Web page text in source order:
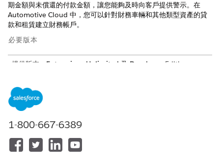
期金額與未償還的付款金額，讓您能夠及時向客戶提供警示。在
Automotive Cloud 中，您可以針對財務車輛和其他類型資產的貸
款和租賃建立財務帳戶。
必要版本
提供版本： Enterprise Unlimited 及 Developer Edition。
若要建立財務帳戶：
通常，您會從外部專屬經銷商管理系統或銀行應用程式，針對財務
1-800-667-6389